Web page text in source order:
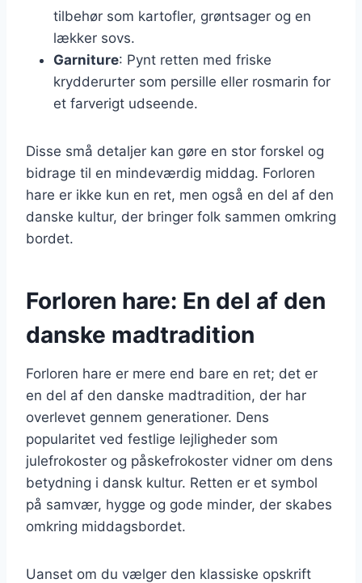
tilbehør som kartofler, grøntsager og en
lækker sovs.
Garniture: Pynt retten med friske
krydderurter som persille eller rosmarin for
et farverigt udseende.
Disse små detaljer kan gøre en stor forskel og
bidrage til en mindeværdig middag. Forloren
hare er ikke kun en ret, men også en del af den
danske kultur, der bringer folk sammen omkring
bordet.
Forloren hare: En del af den
danske madtradition
Forloren hare er mere end bare en ret; det er
en del af den danske madtradition, der har
overlevet gennem generationer. Dens
popularitet ved festlige lejligheder som
julefrokoster og påskefrokoster vidner om dens
betydning i dansk kultur. Retten er et symbol
på samvær, hygge og gode minder, der skabes
omkring middagsbordet.
Uanset om du vælger den klassiske opskrift